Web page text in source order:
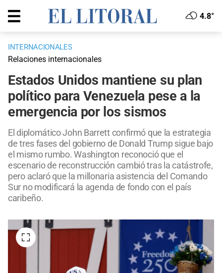
4.8°
INTERNACIONALES
Relaciones internacionales
Estados Unidos mantiene su plan
político para Venezuela pese a la
emergencia por los sismos
El diplomático John Barrett confirmó que la estrategia
de tres fases del gobierno de Donald Trump sigue bajo
el mismo rumbo. Washington reconoció que el
escenario de reconstrucción cambió tras la catástrofe,
pero aclaró que la millonaria asistencia del Comando
Sur no modificará la agenda de fondo con el país
caribeño.